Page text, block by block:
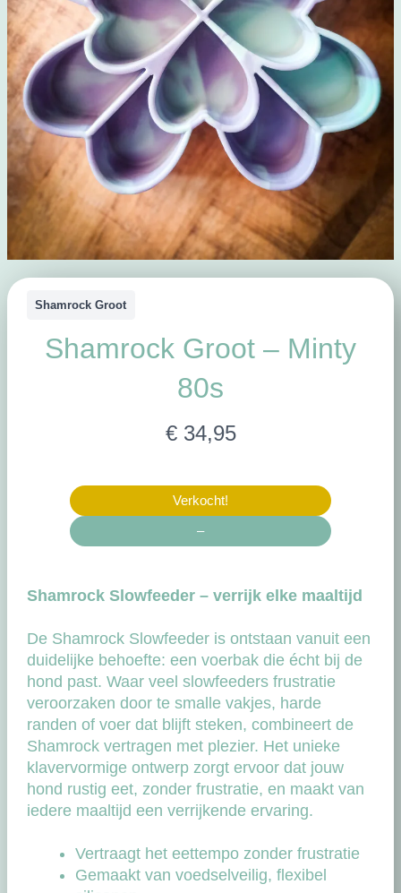
Shamrock Groot
Shamrock Groot – Minty
80s
N
€ 34,95
Verkocht!
–
Shamrock Slowfeeder – verrijk elke maaltijd
De Shamrock Slowfeeder is ontstaan vanuit een
duidelijke behoefte: een voerbak die écht bij de
hond past. Waar veel slowfeeders frustratie
veroorzaken door te smalle vakjes, harde
randen of voer dat blijft steken, combineert de
Shamrock vertragen met plezier. Het unieke
klavervormige ontwerp zorgt ervoor dat jouw
hond rustig eet, zonder frustratie, en maakt van
iedere maaltijd een verrijkende ervaring.
Vertraagt het eettempo zonder frustratie
Gemaakt van voedselveilig, flexibel